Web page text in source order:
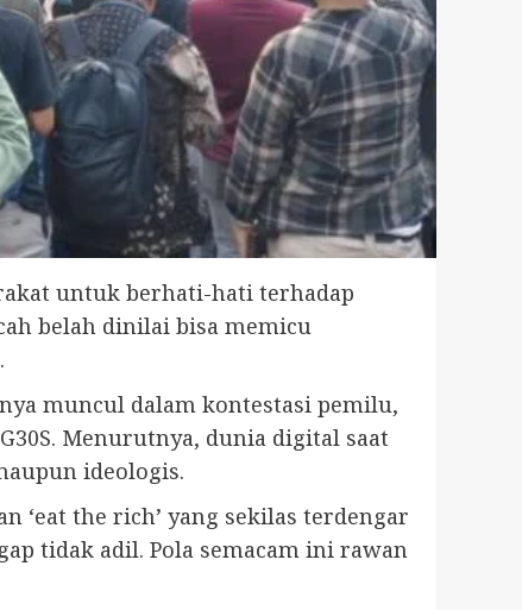
untuk berhati-hati terhadap
belah dinilai bisa memicu
muncul dalam kontestasi pemilu,
Menurutnya, dunia digital saat
ideologis.
‘eat the rich’ yang sekilas terdengar
tidak adil. Pola semacam ini rawan